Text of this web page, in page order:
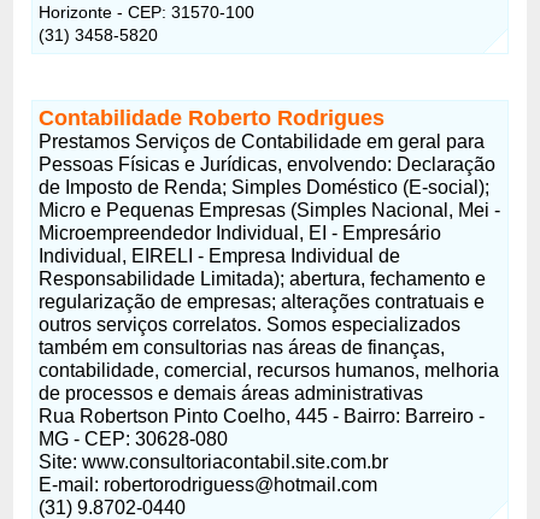
Horizonte - CEP: 31570-100
(31) 3458-5820
Contabilidade Roberto Rodrigues
Prestamos Serviços de Contabilidade em geral para
Pessoas Físicas e Jurídicas, envolvendo: Declaração
de Imposto de Renda; Simples Doméstico (E-social);
Micro e Pequenas Empresas (Simples Nacional, Mei -
Microempreendedor Individual, EI - Empresário
Individual, EIRELI - Empresa Individual de
Responsabilidade Limitada); abertura, fechamento e
regularização de empresas; alterações contratuais e
outros serviços correlatos. Somos especializados
também em consultorias nas áreas de finanças,
contabilidade, comercial, recursos humanos, melhoria
de processos e demais áreas administrativas
Rua Robertson Pinto Coelho, 445 - Bairro: Barreiro -
MG - CEP: 30628-080
Site: www.consultoriacontabil.site.com.br
E-mail: robertorodriguess@hotmail.com
(31) 9.8702-0440